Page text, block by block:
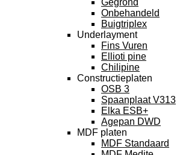
Gegrond
Onbehandeld
Buigtriplex
Underlayment
Fins Vuren
Ellioti pine
Chilipine
Constructieplaten
OSB 3
Spaanplaat V313
Elka ESB+
Agepan DWD
MDF platen
MDF Standaard